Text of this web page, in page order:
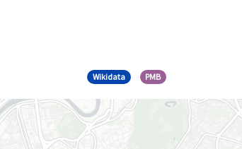
Wikidata PMB